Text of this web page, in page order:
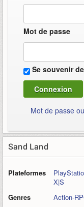
Mot de passe
Se souvenir
Mot de passe
Sand Land
Plateformes
X|S
Genres
Action-